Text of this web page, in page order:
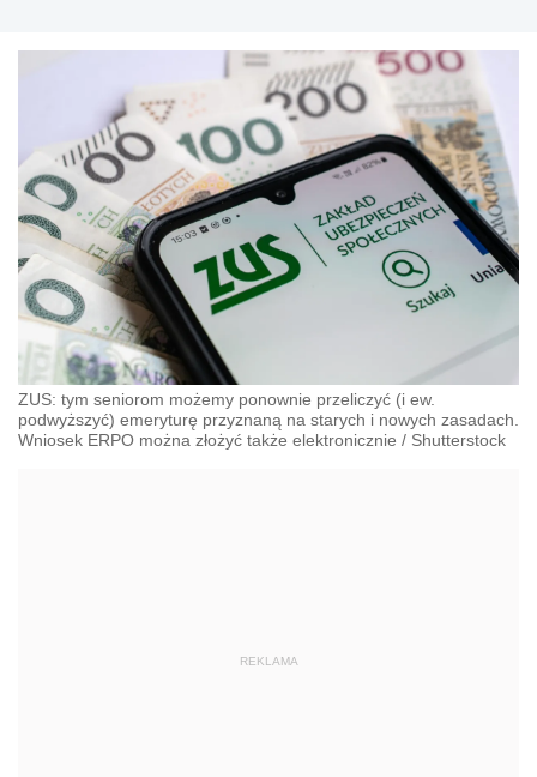
ZUS: tym seniorom możemy ponownie przeliczyć (i ew.
podwyższyć) emeryturę przyznaną na starych i nowych zasadach.
Wniosek ERPO można złożyć także elektronicznie / Shutterstock